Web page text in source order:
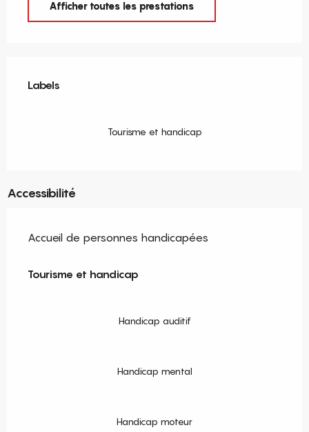
Afficher toutes les prestations
Labels
Labels
Tourisme et handicap
Accessibilité
Accueil de personnes handicapées
Tourisme et handicap
Tourisme et handicap
Handicap auditif
Handicap mental
Handicap moteur